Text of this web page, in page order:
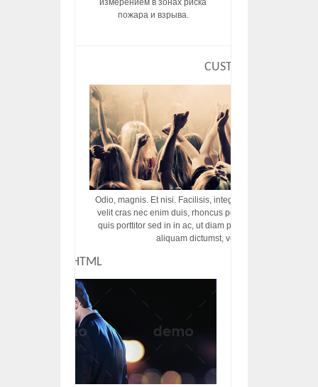
измерением в зонах риска
пожара и взрыва.
CUSTOM HTML
Odio, magnis. Et nisi. Facilisis, integer! Risus augue! Non
velit cras nec enim duis, rhoncus porttitor ac vut rhoncus
quis porttitor sed in in ac, ut diam porttitor odio nunc
aliquam dictumst, vel amet tincidunt
CUSTOM HTML